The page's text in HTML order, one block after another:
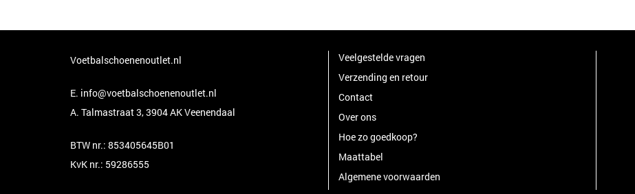
Voetbalschoenenoutlet.nl
E. info@voetbalschoenenoutlet.nl
A. Talmastraat 3, 3904 AK Veenendaal
BTW nr.: 853405645B01
KvK nr.: 59286555
Veelgestelde vragen
Verzending en retour
Contact
Over ons
Hoe zo goedkoop?
Maattabel
Algemene voorwaarden